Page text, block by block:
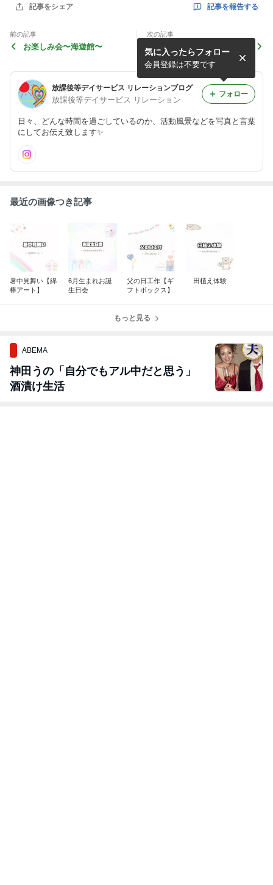
記事をシェア 記事を報告する
前の記事
お楽しみ会〜海遊館〜
次の記事
放課後等デイサービス リレーションブログ
放課後等デイサービス リレーション
日々、どんな時間を過ごしているのか、活動風景などを写真と言葉
にしてお伝え致します✨
気に入ったらフォロー
会員登録は不要です
フォロー
最近の画像つき記事
暑中見舞い【綿
棒アート】
6月生まれお誕
生日会
父の日工作【ギ
フトボックス】
田植え体験
もっと見る
ABEMA
神田うの「自分でもアル中だと思う」
酒漬け生活